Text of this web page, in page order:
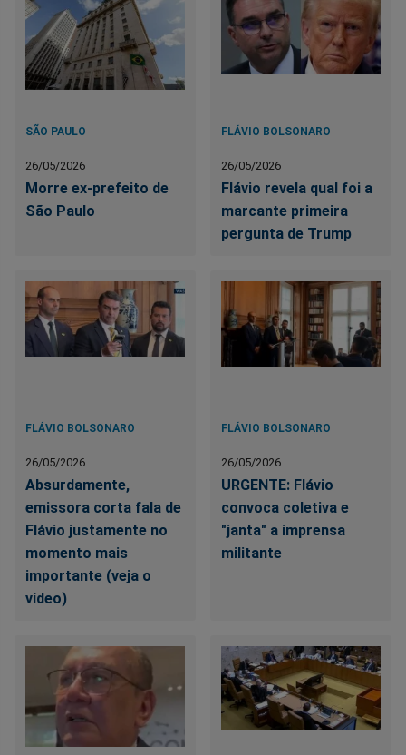
SÃO PAULO
26/05/2026
Morre ex-prefeito de
São Paulo
FLÁVIO BOLSONARO
26/05/2026
Flávio revela qual foi a
marcante primeira
pergunta de Trump
FLÁVIO BOLSONARO
26/05/2026
Absurdamente,
emissora corta fala de
Flávio justamente no
momento mais
importante (veja o
vídeo)
FLÁVIO BOLSONARO
26/05/2026
URGENTE: Flávio
convoca coletiva e
"janta" a imprensa
militante